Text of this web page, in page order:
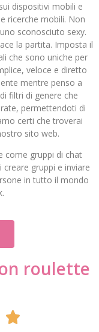
dispositivi mobili e
ricerche mobili. Non
sconosciuto sexy.
la partita. Imposta il
che sono uniche per
veloce e diretto
mentre penso a
filtri di genere che
permettendoti di
certi che troverai
sito web.
come gruppi di chat
gruppi e inviare
in tutto il mondo
roulette
